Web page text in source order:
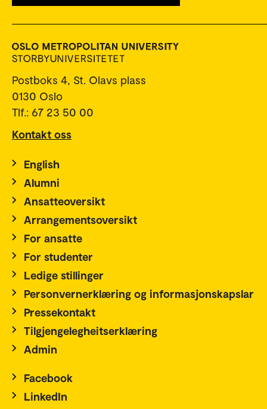
Postboks 4, St. Olavs plass
0130 Oslo
Tlf.: 67 23 50 00
Kontakt oss
English
Alumni
Ansatteoversikt
Arrangementsoversikt
For ansatte
For studenter
Ledige stillinger
Personvernerklæring og informasjonskapslar
Pressekontakt
Tilgjengelegheitserklæring
Admin
Facebook
LinkedIn